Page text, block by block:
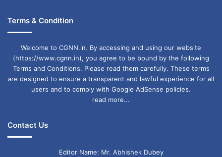
Terms & Condition
Welcome to CGNN.in. By accessing and using our website
(https://www.cgnn.in), you agree to be bound by the following
Terms and Conditions. Please read them carefully. These terms
are designed to ensure a transparent and lawful experience for all
users and to comply with Google AdSense policies.
read more...
Contact Us
Editor Name: Mr. Abhishek Dubey